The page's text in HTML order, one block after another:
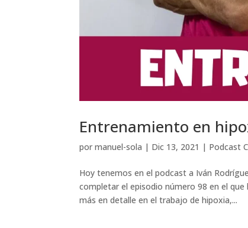
Entrenamiento en
pormanuel-sola | Dic 13, 2021 | Podcast
Hoy tenemos en el podcast a Iván
completar el episodio número 98 en el
más en detalle en el trabajo de hipoxia,...